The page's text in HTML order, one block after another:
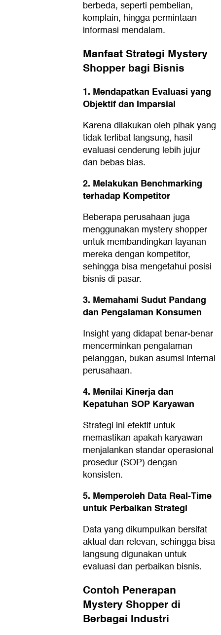
berbeda, seperti pembelian,
komplain, hingga permintaan
informasi mendalam.
Manfaat Strategi Mystery
Shopper bagi Bisnis
1. Mendapatkan Evaluasi yang
Objektif dan Imparsial
Karena dilakukan oleh pihak yang
tidak terlibat langsung, hasil
evaluasi cenderung lebih jujur
dan bebas bias.
2. Melakukan Benchmarking
terhadap Kompetitor
Beberapa perusahaan juga
menggunakan mystery shopper
untuk membandingkan layanan
mereka dengan kompetitor,
sehingga bisa mengetahui posisi
bisnis di pasar.
3. Memahami Sudut Pandang
dan Pengalaman Konsumen
Insight yang didapat benar-benar
mencerminkan pengalaman
pelanggan, bukan asumsi internal
perusahaan.
4. Menilai Kinerja dan
Kepatuhan SOP Karyawan
Strategi ini efektif untuk
memastikan apakah karyawan
menjalankan standar operasional
prosedur (SOP) dengan
konsisten.
5. Memperoleh Data Real-Time
untuk Perbaikan Strategi
Data yang dikumpulkan bersifat
aktual dan relevan, sehingga bisa
langsung digunakan untuk
evaluasi dan perbaikan bisnis.
Contoh Penerapan
Mystery Shopper di
Berbagai Industri